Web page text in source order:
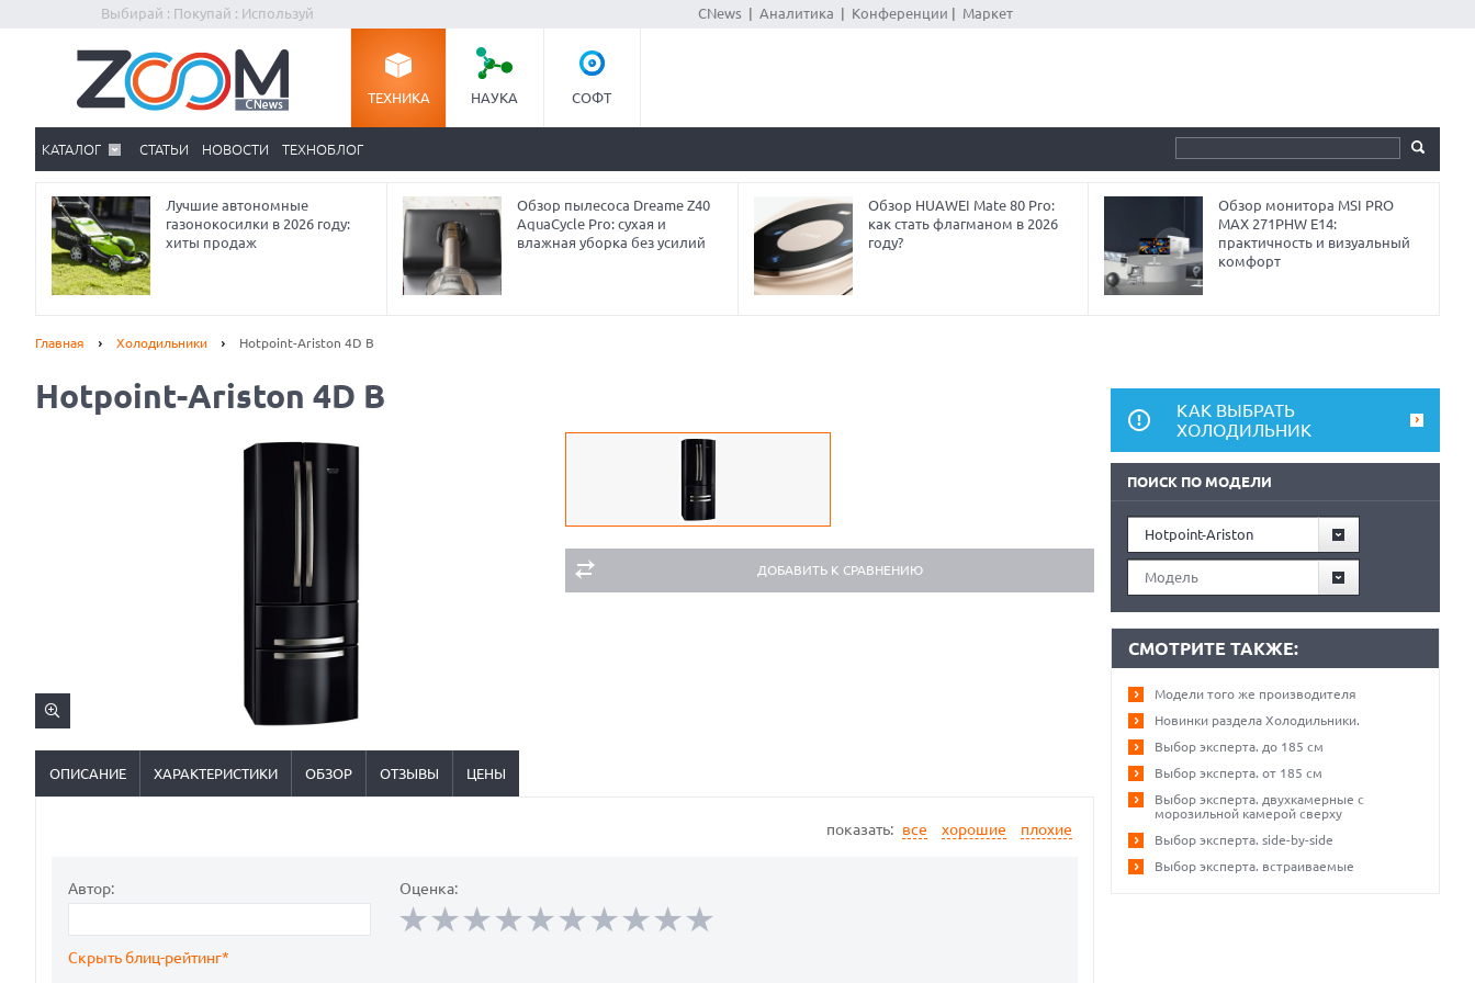
Выбирай : Покупай : Используй CNews| Аналитика Конференции Маркет
ТЕХНИКА НАУКА СОФТ
КАТАЛОГ СТАТЬИ НОВОСТИ ТЕХНОБЛОГ
Лучшие автономные
газонокосилки в 2026 году:
хиты продаж
Обзор пылесоса Dreame Z40
AquaCycle Pro: сухая и
влажная уборка без усилий
Обзор HUAWEI Mate 80 Pro:
как стать флагманом в 2026
году?
Обзор монитора MSI PRO
MAX 271PHW E14:
практичность и визуальный
комфорт
Главная Холодильники Hotpoint-Ariston 4D B
Hotpoint-Ariston 4D B
ДОБАВИТЬ К СРАВНЕНИЮ
ОПИСАНИЕ ХАРАКТЕРИСТИКИ ОБЗОР ОТЗЫВЫ ЦЕНЫ
показать: все хорошие плохие
Автор: Оценка:
Скрыть блиц-рейтинг*
КАК ВЫБРАТЬ
ХОЛОДИЛЬНИК
ПОИСК ПО МОДЕЛИ
Hotpoint-Ariston
Модель
СМОТРИТЕ ТАКЖЕ:
Модели того же производителя
Новинки раздела Холодильники.
Выбор эксперта. до 185 см
Выбор эксперта. от 185 см
Выбор эксперта. двухкамерные с
морозильной камерой сверху
Выбор эксперта. side-by-side
Выбор эксперта. встраиваемые